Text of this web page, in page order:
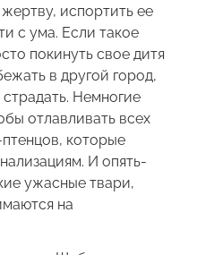
испортить ее
с ума. Если такое
покинуть свое дитя
в другой город,
Немногие
отлавливать всех
которые
И опять-
ужасные твари,
на